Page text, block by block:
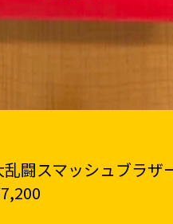
闘スマッシュブラザ